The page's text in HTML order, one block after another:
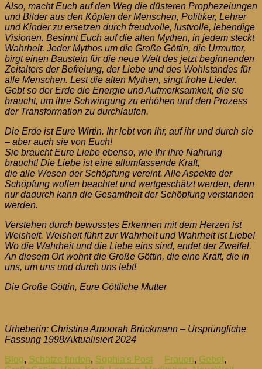
Also, macht Euch auf den Weg die düsteren Prophezeiungen
und Bilder aus den Köpfen der Menschen, Politiker, Lehrer
und Kinder zu ersetzen durch freudvolle, lustvolle, lebendige
Visionen. Besinnt Euch auf die alten Mythen, in jedem steckt
Wahrheit. Jeder Mythos um die Große Göttin, die Urmutter,
birgt einen Baustein für die neue Welt des jetzt beginnenden
Zeitalters der Befreiung, der Liebe und des Wohlstandes für
alle Menschen. Lest die alten Mythen, singt frohe Lieder.
Gebt so der Erde die Energie und Aufmerksamkeit, die sie
braucht, um ihre Schwingung zu erhöhen und den Prozess
der Transformation zu durchlaufen.
Die Erde ist Eure Wirtin. Ihr lebt von ihr, auf ihr und durch sie
– aber auch sie von Euch!
Sie braucht Eure Liebe ebenso, wie Ihr ihre Nahrung
braucht! Die Liebe ist eine allumfassende Kraft,
die alle Wesen der Schöpfung vereint. Alle Aspekte der
Schöpfung wollen beachtet und wertgeschätzt werden, denn
nur dadurch kann die Gesamtheit der Schöpfung verstanden
werden.
Verstehen durch bewusstes Erkennen mit dem Herzen ist
Weisheit. Weisheit führt zur Wahrheit und Wahrheit ist Liebe!
Wo die Wahrheit und die Liebe eins sind, endet der Zweifel.
An diesem Ort wohnt die Große Göttin, die eine Kraft, die in
uns, um uns und durch uns lebt!
Die Große Göttin, Eure Göttliche Mutter
Urheberin: Christina Amoorah Brückmann – Ursprüngliche
Fassung 1998/Aktualisiert 2024
Blog, Schätze finden, Sophia's Post Frauen, Gebet,